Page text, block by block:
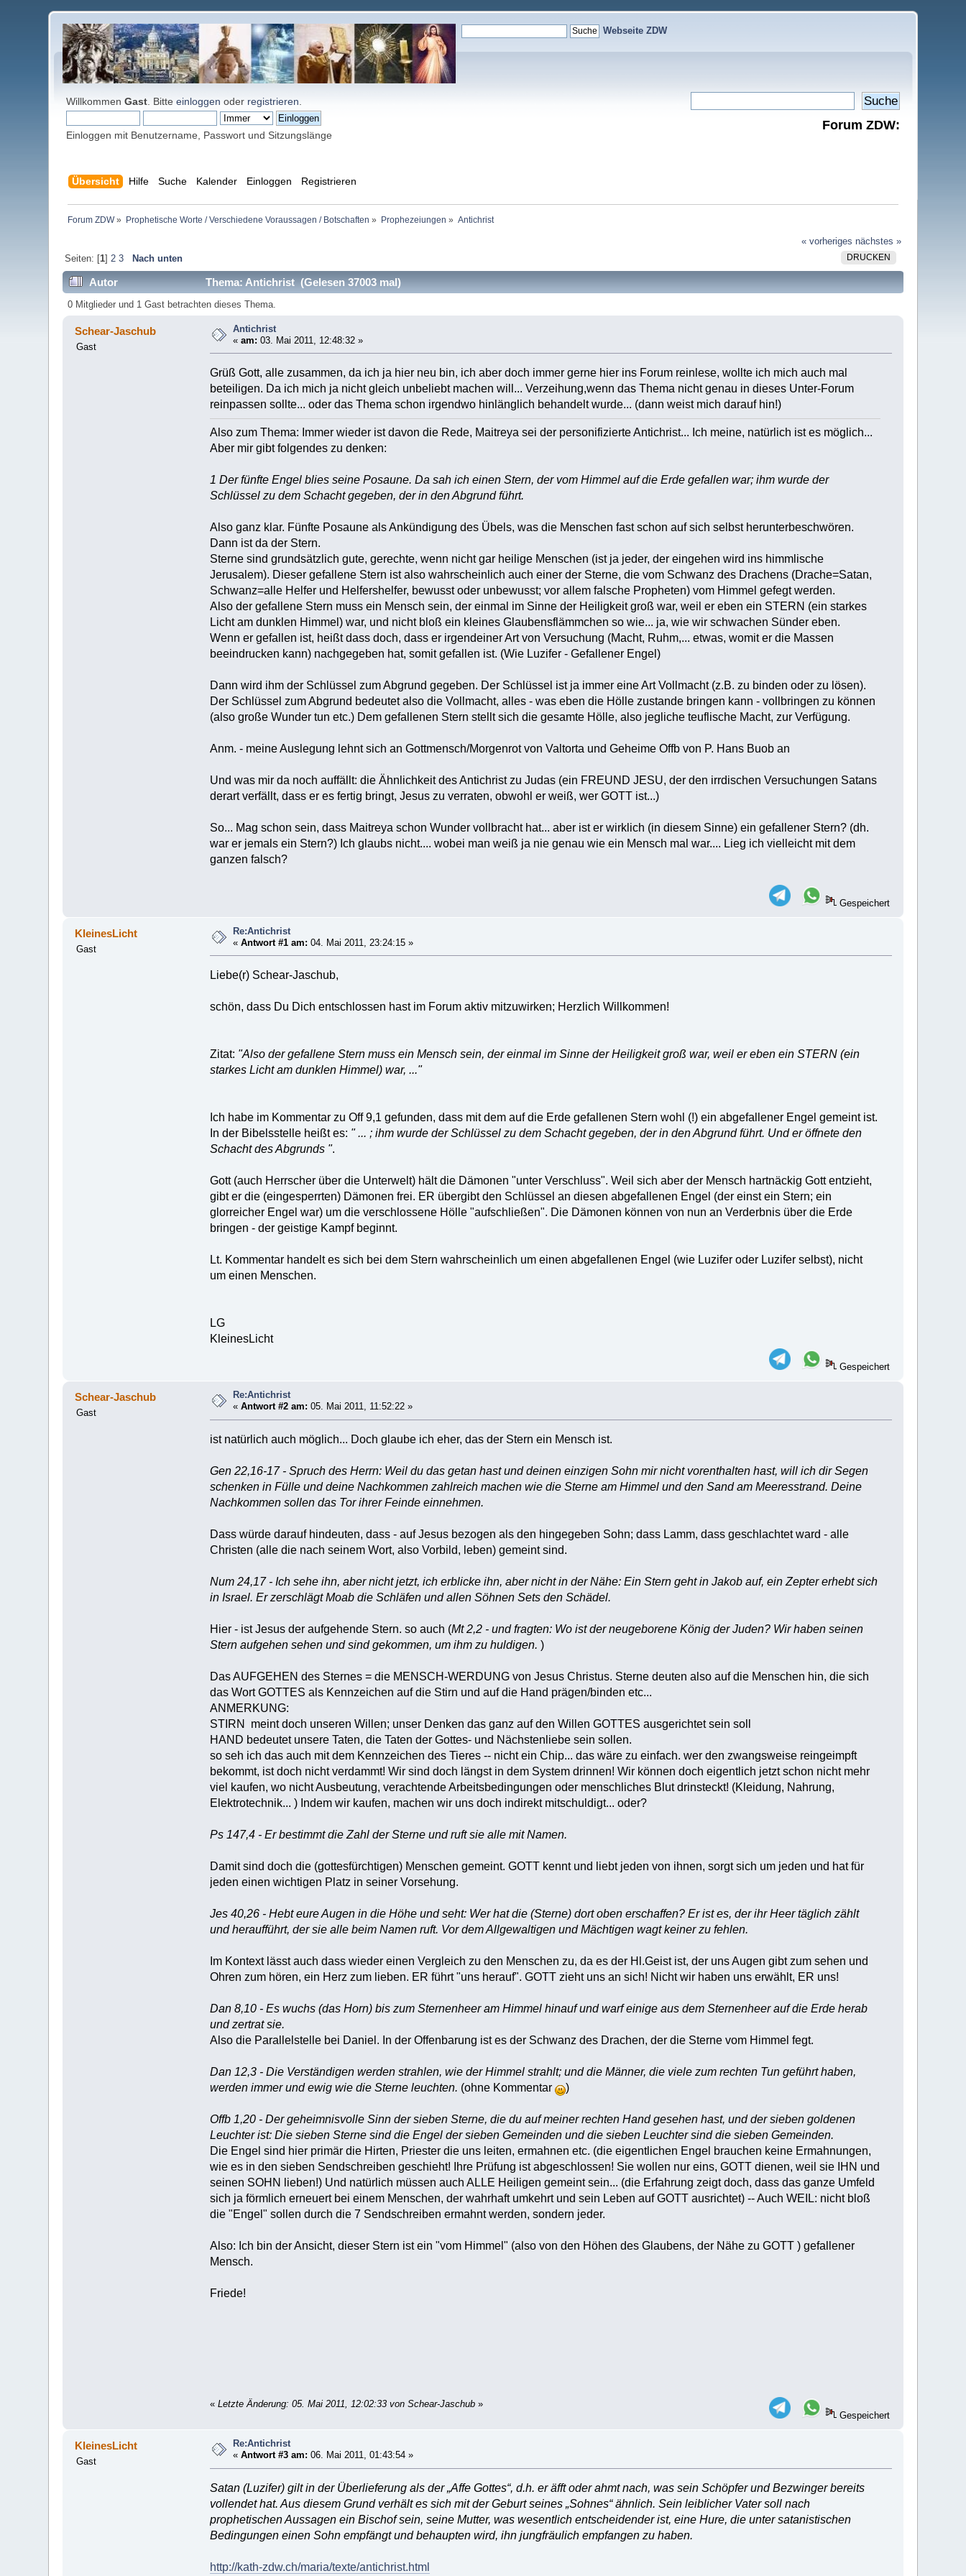
Webseite ZDW
WillkommenGast . Bitteeinloggen oder registrieren
Einloggen mit Benutzername, Passwort und Sitzungslänge
Forum ZDW:
Übersicht Hilfe Suche Kalender Einloggen Registrieren
Forum ZDW» Prophetische Worte / Verschiedene Voraussagen / Botschaften » Prophezeiungen » Antichrist
« vorheriges nächstes »
DRUCKEN
Seiten: [1] 2 3 Nach unten
Autor Thema: Antichrist (Gelesen 37003 mal)
0 Mitglieder und 1 Gast betrachten dieses Thema.
Schear-Jaschub
Gast
Antichrist
«am: 03. Mai 2011, 12:48:32 »
Grüß Gott, alle zusammen, da ich ja hier neu bin, ich aber doch immer gerne hier ins Forum reinlese, wollte ich mich auch mal
beteiligen. Da ich mich ja nicht gleich unbeliebt machen will... Verzeihung,wenn das Thema nicht genau in dieses Unter-Forum
reinpassen sollte... oder das Thema schon irgendwo hinlänglich behandelt wurde... (dann weist mich darauf hin!)
Also zum Thema: Immer wieder ist davon die Rede, Maitreya sei der personifizierte Antichrist... Ich meine, natürlich ist es möglich...
Aber mir gibt folgendes zu denken:
1 Der fünfte Engel blies seine Posaune. Da sah ich einen Stern, der vom Himmel auf die Erde gefallen war; ihm wurde der
Schlüssel zu dem Schacht gegeben, der in den Abgrund führt.
Also ganz klar. Fünfte Posaune als Ankündigung des Übels, was die Menschen fast schon auf sich selbst herunterbeschwören.
Dann ist da der Stern.
Sterne sind grundsätzlich gute, gerechte, wenn nicht gar heilige Menschen (ist ja jeder, der eingehen wird ins himmlische
Jerusalem). Dieser gefallene Stern ist also wahrscheinlich auch einer der Sterne, die vom Schwanz des Drachens (Drache=Satan,
Schwanz=alle Helfer und Helfershelfer, bewusst oder unbewusst; vor allem falsche Propheten) vom Himmel gefegt werden.
Also der gefallene Stern muss ein Mensch sein, der einmal im Sinne der Heiligkeit groß war, weil er eben ein STERN (ein starkes
Licht am dunklen Himmel) war, und nicht bloß ein kleines Glaubensflämmchen so wie... ja, wie wir schwachen Sünder eben.
Wenn er gefallen ist, heißt dass doch, dass er irgendeiner Art von Versuchung (Macht, Ruhm,... etwas, womit er die Massen
beeindrucken kann) nachgegeben hat, somit gefallen ist. (Wie Luzifer - Gefallener Engel)
Dann wird ihm der Schlüssel zum Abgrund gegeben. Der Schlüssel ist ja immer eine Art Vollmacht (z.B. zu binden oder zu lösen).
Der Schlüssel zum Abgrund bedeutet also die Vollmacht, alles - was eben die Hölle zustande bringen kann - vollbringen zu können
(also große Wunder tun etc.) Dem gefallenen Stern stellt sich die gesamte Hölle, also jegliche teuflische Macht, zur Verfügung.
Anm. - meine Auslegung lehnt sich an Gottmensch/Morgenrot von Valtorta und Geheime Offb von P. Hans Buob an
Und was mir da noch auffällt: die Ähnlichkeit des Antichrist zu Judas (ein FREUND JESU, der den irrdischen Versuchungen Satans
derart verfällt, dass er es fertig bringt, Jesus zu verraten, obwohl er weiß, wer GOTT ist...)
So... Mag schon sein, dass Maitreya schon Wunder vollbracht hat... aber ist er wirklich (in diesem Sinne) ein gefallener Stern? (dh.
war er jemals ein Stern?) Ich glaubs nicht.... wobei man weiß ja nie genau wie ein Mensch mal war.... Lieg ich vielleicht mit dem
ganzen falsch?
Gespeichert
KleinesLicht
Gast
Re:Antichrist
«Antwort #1 am: 04. Mai 2011, 23:24:15 »
Liebe(r) Schear-Jaschub,
schön, dass Du Dich entschlossen hast im Forum aktiv mitzuwirken; Herzlich Willkommen!
Zitat: "Also der gefallene Stern muss ein Mensch sein, der einmal im Sinne der Heiligkeit groß war, weil er eben ein STERN (ein
starkes Licht am dunklen Himmel) war, ..."
Ich habe im Kommentar zu Off 9,1 gefunden, dass mit dem auf die Erde gefallenen Stern wohl (!) ein abgefallener Engel gemeint ist.
In der Bibelsstelle heißt es: " ... ; ihm wurde der Schlüssel zu dem Schacht gegeben, der in den Abgrund führt. Und er öffnete den
Schacht des Abgrunds ".
Gott (auch Herrscher über die Unterwelt) hält die Dämonen "unter Verschluss". Weil sich aber der Mensch hartnäckig Gott entzieht,
gibt er die (eingesperrten) Dämonen frei. ER übergibt den Schlüssel an diesen abgefallenen Engel (der einst ein Stern; ein
glorreicher Engel war) um die verschlossene Hölle "aufschließen". Die Dämonen können von nun an Verderbnis über die Erde
bringen - der geistige Kampf beginnt.
Lt. Kommentar handelt es sich bei dem Stern wahrscheinlich um einen abgefallenen Engel (wie Luzifer oder Luzifer selbst), nicht
um einen Menschen.
LG
KleinesLicht
Gespeichert
Schear-Jaschub
Gast
Re:Antichrist
«Antwort #2 am: 05. Mai 2011, 11:52:22 »
ist natürlich auch möglich... Doch glaube ich eher, das der Stern ein Mensch ist.
Gen 22,16-17 - Spruch des Herrn: Weil du das getan hast und deinen einzigen Sohn mir nicht vorenthalten hast, will ich dir Segen
schenken in Fülle und deine Nachkommen zahlreich machen wie die Sterne am Himmel und den Sand am Meeresstrand. Deine
Nachkommen sollen das Tor ihrer Feinde einnehmen.
Dass würde darauf hindeuten, dass - auf Jesus bezogen als den hingegeben Sohn; dass Lamm, dass geschlachtet ward - alle
Christen (alle die nach seinem Wort, also Vorbild, leben) gemeint sind.
Num 24,17 - Ich sehe ihn, aber nicht jetzt, ich erblicke ihn, aber nicht in der Nähe: Ein Stern geht in Jakob auf, ein Zepter erhebt sich
in Israel. Er zerschlägt Moab die Schläfen und allen Söhnen Sets den Schädel.
Hier - ist Jesus der aufgehende Stern. so auch (Mt 2,2 - und fragten: Wo ist der neugeborene König der Juden? Wir haben seinen
Stern aufgehen sehen und sind gekommen, um ihm zu huldigen. )
Das AUFGEHEN des Sternes = die MENSCH-WERDUNG von Jesus Christus. Sterne deuten also auf die Menschen hin, die sich
das Wort GOTTES als Kennzeichen auf die Stirn und auf die Hand prägen/binden etc...
ANMERKUNG:
STIRN meint doch unseren Willen; unser Denken das ganz auf den Willen GOTTES ausgerichtet sein soll
HAND bedeutet unsere Taten, die Taten der Gottes- und Nächstenliebe sein sollen.
so seh ich das auch mit dem Kennzeichen des Tieres -- nicht ein Chip... das wäre zu einfach. wer den zwangsweise reingeimpft
bekommt, ist doch nicht verdammt! Wir sind doch längst in dem System drinnen! Wir können doch eigentlich jetzt schon nicht mehr
viel kaufen, wo nicht Ausbeutung, verachtende Arbeitsbedingungen oder menschliches Blut drinsteckt! (Kleidung, Nahrung,
Elektrotechnik... ) Indem wir kaufen, machen wir uns doch indirekt mitschuldigt... oder?
Ps 147,4 - Er bestimmt die Zahl der Sterne und ruft sie alle mit Namen.
Damit sind doch die (gottesfürchtigen) Menschen gemeint. GOTT kennt und liebt jeden von ihnen, sorgt sich um jeden und hat für
jeden einen wichtigen Platz in seiner Vorsehung.
Jes 40,26 - Hebt eure Augen in die Höhe und seht: Wer hat die (Sterne) dort oben erschaffen? Er ist es, der ihr Heer täglich zählt
und heraufführt, der sie alle beim Namen ruft. Vor dem Allgewaltigen und Mächtigen wagt keiner zu fehlen.
Im Kontext lässt auch dass wieder einen Vergleich zu den Menschen zu, da es der Hl.Geist ist, der uns Augen gibt zum sehen und
Ohren zum hören, ein Herz zum lieben. ER führt "uns herauf". GOTT zieht uns an sich! Nicht wir haben uns erwählt, ER uns!
Dan 8,10 - Es wuchs (das Horn) bis zum Sternenheer am Himmel hinauf und warf einige aus dem Sternenheer auf die Erde herab
und zertrat sie.
Also die Parallelstelle bei Daniel. In der Offenbarung ist es der Schwanz des Drachen, der die Sterne vom Himmel fegt.
Dan 12,3 - Die Verständigen werden strahlen, wie der Himmel strahlt; und die Männer, die viele zum rechten Tun geführt haben,
werden immer und ewig wie die Sterne leuchten. (ohne Kommentar )
Offb 1,20 - Der geheimnisvolle Sinn der sieben Sterne, die du auf meiner rechten Hand gesehen hast, und der sieben goldenen
Leuchter ist: Die sieben Sterne sind die Engel der sieben Gemeinden und die sieben Leuchter sind die sieben Gemeinden.
Die Engel sind hier primär die Hirten, Priester die uns leiten, ermahnen etc. (die eigentlichen Engel brauchen keine Ermahnungen,
wie es in den sieben Sendschreiben geschieht! Ihre Prüfung ist abgeschlossen! Sie wollen nur eins, GOTT dienen, weil sie IHN und
seinen SOHN lieben!) Und natürlich müssen auch ALLE Heiligen gemeint sein... (die Erfahrung zeigt doch, dass das ganze Umfeld
sich ja förmlich erneuert bei einem Menschen, der wahrhaft umkehrt und sein Leben auf GOTT ausrichtet) -- Auch WEIL: nicht bloß
die "Engel" sollen durch die 7 Sendschreiben ermahnt werden, sondern jeder.
Also: Ich bin der Ansicht, dieser Stern ist ein "vom Himmel" (also von den Höhen des Glaubens, der Nähe zu GOTT ) gefallener
Mensch.
Friede!
« Letzte Änderung: 05. Mai 2011, 12:02:33 von Schear-Jaschub »
Gespeichert
KleinesLicht
Gast
Re:Antichrist
«Antwort #3 am: 06. Mai 2011, 01:43:54 »
Satan (Luzifer) gilt in der Überlieferung als der „Affe Gottes“, d.h. er äfft oder ahmt nach, was sein Schöpfer und Bezwinger bereits
vollendet hat. Aus diesem Grund verhält es sich mit der Geburt seines „Sohnes“ ähnlich. Sein leiblicher Vater soll nach
prophetischen Aussagen ein Bischof sein, seine Mutter, was wesentlich entscheidender ist, eine Hure, die unter satanistischen
Bedingungen einen Sohn empfängt und behaupten wird, ihn jungfräulich empfangen zu haben.
http://kath-zdw.ch/maria/texte/antichrist.html